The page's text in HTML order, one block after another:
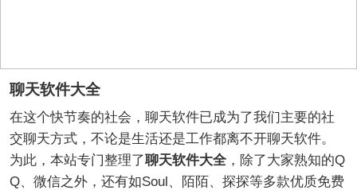
聊天软件大全
在这个快节奏的社会，聊天软件已成为了我们主要的社
交聊天方式，不论是生活还是工作都离不开聊天软件。
为此，本站专门整理了聊天软件大全，除了大家熟知的Q
Q、微信之外，还有如Soul、陌陌、探探等多款优质免费